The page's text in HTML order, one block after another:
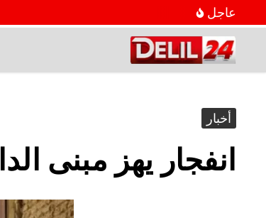
عاجل
أخبار
انفجار يهز مبنى